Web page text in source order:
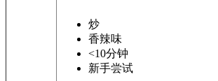
炒
香辣味
<10分钟
新手尝试